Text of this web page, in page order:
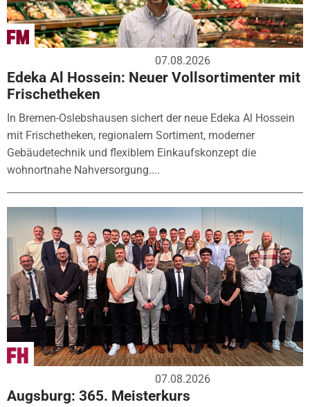
07.08.2026
Edeka Al Hossein: Neuer Vollsortimenter mit
Frischetheken
In Bremen-Oslebshausen sichert der neue Edeka Al Hossein
mit Frischetheken, regionalem Sortiment, moderner
Gebäudetechnik und flexiblem Einkaufskonzept die
wohnortnahe Nahversorgung....
07.08.2026
Augsburg: 365. Meisterkurs